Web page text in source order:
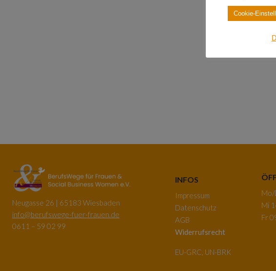
Neugasse 26 | 65183 Wiesbaden
info@berufswege-fuer-frauen.de
0611 – 59 02 99
INFOS
Impressum
Datenschutz
AGB
Widerrufsrecht
EU-GRC, UN-BRK
Mo/
Mi
Fr
Cookie-